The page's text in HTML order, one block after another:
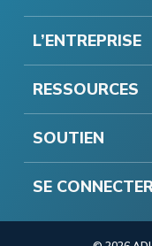
L’ENTREPRISE
RESSOURCES
SOUTIEN
SE